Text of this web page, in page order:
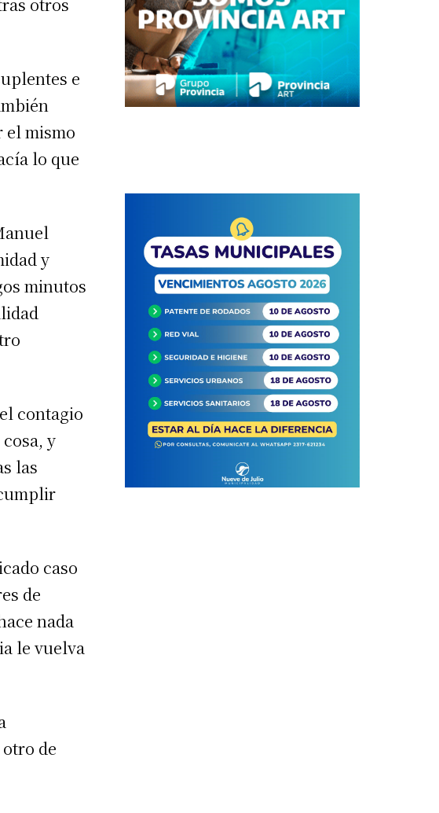
e
el mismo
lo que
y
minutos
contagio
y
las
caso
de
nada
le vuelva
de